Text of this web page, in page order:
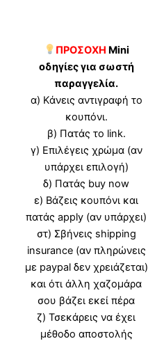
ΠΡΟΣΟΧΗ Mini
οδηγίες για σωστή
παραγγελία.
α) Κάνεις αντιγραφή το
κουπόνι.
β) Πατάς το link.
γ) Επιλέγεις χρώμα (αν
υπάρχει επιλογή)
δ) Πατάς buy now
ε) Βάζεις κουπόνι και
πατάς apply (αν υπάρχει)
στ) Σβήνεις shipping
insurance (αν πληρώνεις
με paypal δεν χρειάζεται)
και ότι άλλη χαζομάρα
σου βάζει εκεί πέρα
ζ) Τσεκάρεις να έχει
μέθοδο αποστολής